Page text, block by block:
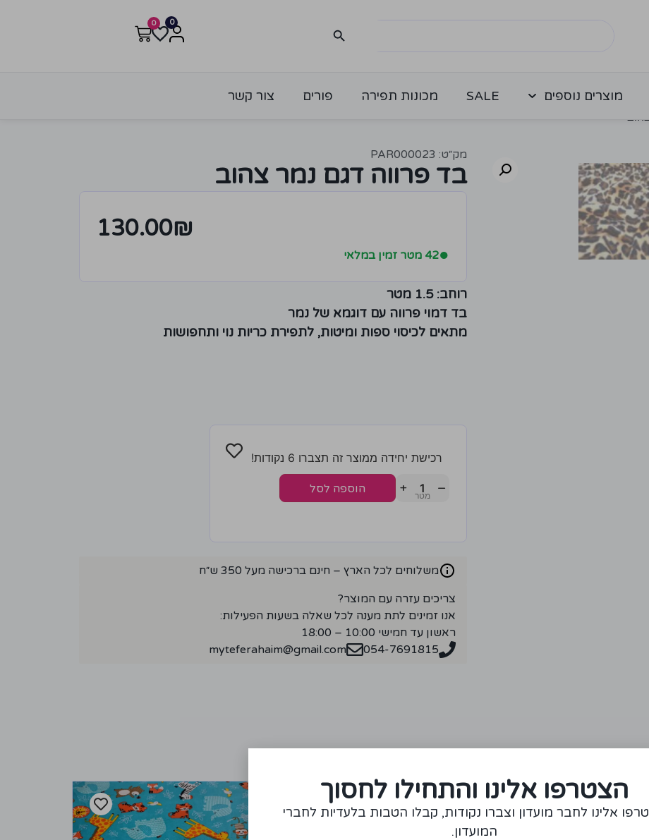
0
0
מוצרים נוספים SALE מכונות תפירה פורים צור קשר
מק״ט: PAR000023
בד פרווה דגם נמר צהוב
130.00₪
●42 מטר זמין במלאי
רוחב: 1.5 מטר
בד דמוי פרווה עם דוגמא של נמר
מתאים לכיסוי ספות ומיטות, לתפירת כריות נוי ותחפושות
רכישת יחידה ממוצר זה תצברו 6 נקודות!
−
+ הוספה לסל
משלוחים לכל הארץ – חינם ברכישה מעל 350 ש״ח
צריכים עזרה עם המוצר?
אנו זמינים לתת מענה לכל שאלה בשעות הפעילות:
ראשון עד חמישי 10:00 – 18:00
054-7691815
myteferahaim@gmail.com
הצטרפו אלינו והתחילו לחסוך
אלינו לחבר מועדון וצברו נקודות, קבלו הטבות בלעדיות לחברי
המועדון.